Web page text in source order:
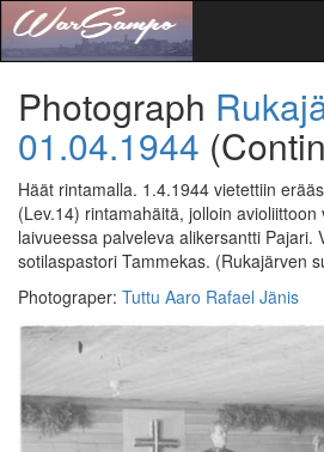
Photograph
01.04.1944
Häät rintamalla. 1.4.1944 vietettiin
(Lev.14) rintamahäitä, jolloin
laivueessa palveleva alikersantti Pajari.
sotilaspastori Tammekas. (Rukajärven
Photograper: Tuttu Aaro Rafael Jänis